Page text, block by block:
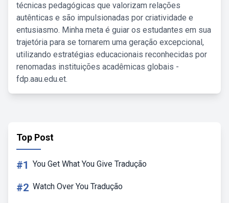
técnicas pedagógicas que valorizam relações
autênticas e são impulsionadas por criatividade e
entusiasmo. Minha meta é guiar os estudantes em sua
trajetória para se tornarem uma geração excepcional,
utilizando estratégias educacionais reconhecidas por
renomadas instituições acadêmicas globais -
fdp.aau.edu.et.
Top Post
#1 You Get What You Give Tradução
#2 Watch Over You Tradução